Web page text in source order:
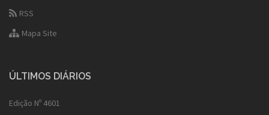
RSS
Mapa Site
ÚLTIMOS DIÁRIOS
Edição Nº 4601